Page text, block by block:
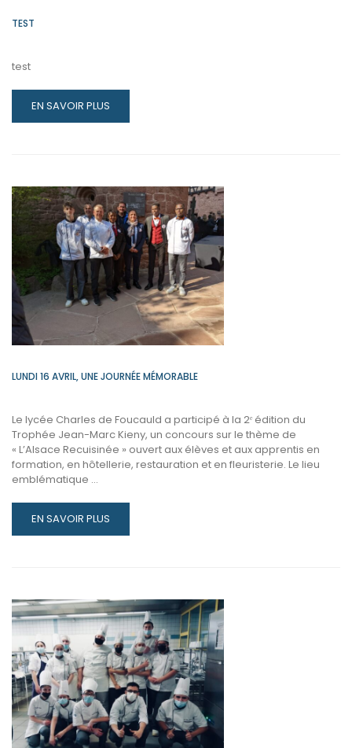
DES
2022
:
MOLIÈRE
TEST
test
READ
MORE
EN SAVOIR PLUS
LUNDI 16 AVRIL, UNE JOURNÉE MÉMORABLE
Le lycée Charles de Foucauld a participé à la 2ᵉ édition du
Trophée Jean-Marc Kieny, un concours sur le thème de
« L’Alsace Recuisinée » ouvert aux élèves et aux apprentis en
formation, en hôtellerie, restauration et en fleuristerie. Le lieu
emblématique …
READ
MORE
AVRIL,
UNE
JOURNÉE
MÉMORABLE
EN SAVOIR PLUS